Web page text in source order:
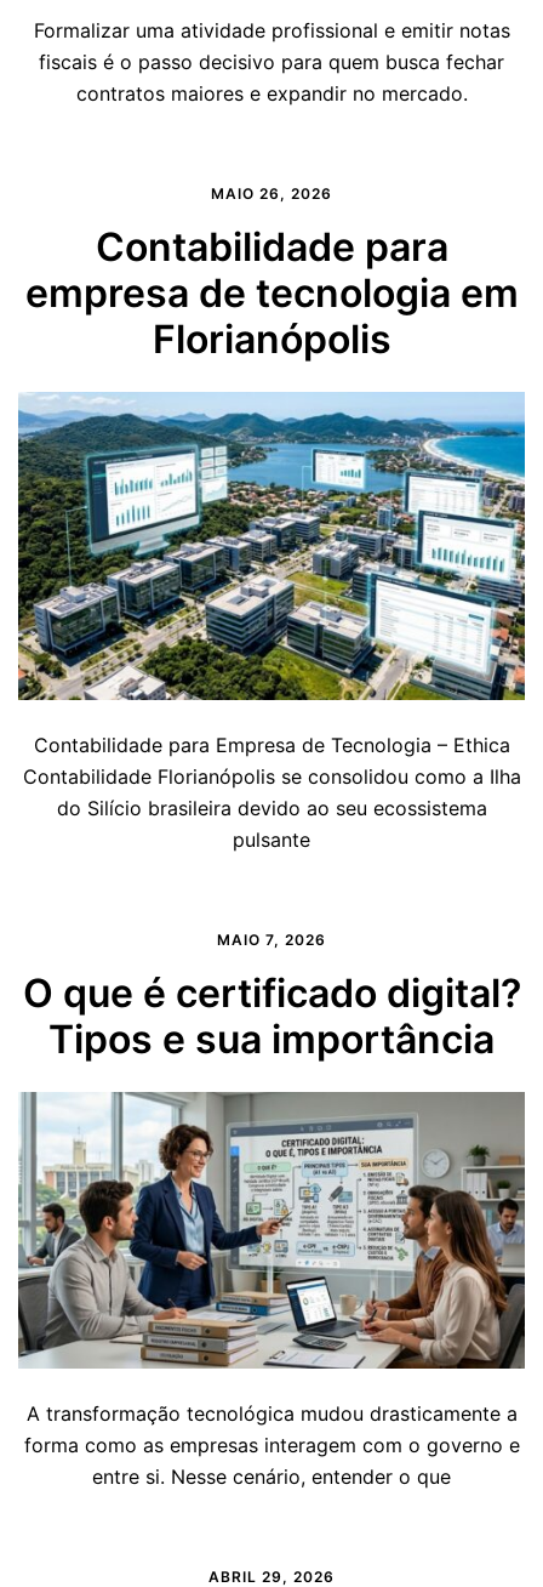
Formalizar uma atividade profissional e emitir notas
fiscais é o passo decisivo para quem busca fechar
contratos maiores e expandir no mercado.
MAIO 26, 2026
Contabilidade para
empresa de tecnologia em
Florianópolis
Contabilidade para Empresa de Tecnologia – Ethica
Contabilidade Florianópolis se consolidou como a Ilha
do Silício brasileira devido ao seu ecossistema
pulsante
MAIO 7, 2026
O que é certificado digital?
Tipos e sua importância
A transformação tecnológica mudou drasticamente a
forma como as empresas interagem com o governo e
entre si. Nesse cenário, entender o que
ABRIL 29, 2026